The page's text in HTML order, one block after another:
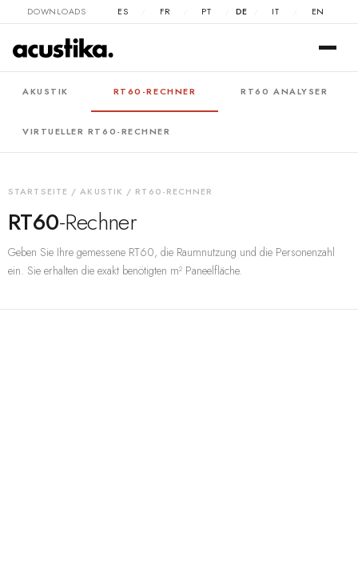
DOWNLOADS ES FR PT DE IT EN
AKUSTIK RT60-RECHNER RT60 ANALYSER
VIRTUELLER RT60-RECHNER
STARTSEITE /AKUSTIK / RT60-RECHNER
RT60-Rechner
Geben Sie Ihre gemessene RT60, die Raumnutzung und die Personenzahl
ein. Sie erhalten die exakt benötigten m² Paneelfläche.